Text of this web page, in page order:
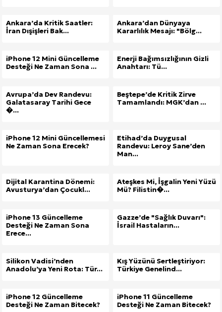
Ankara’da Kritik Saatler:
İran Dışişleri Bak...
Ankara’dan Dünyaya
Kararlılık Mesajı: "Bölg...
iPhone 12 Mini Güncelleme
Desteği Ne Zaman Sona ...
Enerji Bağımsızlığının Gizli
Anahtarı: Tü...
Avrupa’da Dev Randevu:
Galatasaray Tarihi Gece
�...
Beştepe’de Kritik Zirve
Tamamlandı: MGK’dan ...
iPhone 12 Mini Güncellemesi
Ne Zaman Sona Erecek?
Etihad’da Duygusal
Randevu: Leroy Sane’den
Man...
Dijital Karantina Dönemi:
Avusturya’dan Çocukl...
Ateşkes Mi, İşgalin Yeni Yüzü
Mü? Filistin�...
iPhone 13 Güncelleme
Desteği Ne Zaman Sona
Erece...
Gazze’de "Sağlık Duvarı":
İsrail Hastaların...
Silikon Vadisi’nden
Anadolu’ya Yeni Rota: Tür...
Kış Yüzünü Sertleştiriyor:
Türkiye Genelind...
iPhone 12 Güncelleme
Desteği Ne Zaman Bitecek?
iPhone 11 Güncelleme
Desteği Ne Zaman Bitecek?